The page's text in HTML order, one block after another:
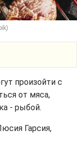
произойти с
от мяса,
- рыбой.
Гарсия,